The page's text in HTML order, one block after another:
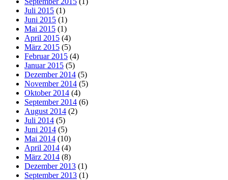
Juli 2015 (1)
Juni 2015 (1)
Mai 2015 (1)
April 2015 (4)
März 2015 (5)
Februar 2015 (4)
Januar 2015 (5)
Dezember 2014 (5)
November 2014 (5)
Oktober 2014 (4)
September 2014 (6)
August 2014 (2)
Juli 2014 (5)
Juni 2014 (5)
Mai 2014 (10)
April 2014 (4)
März 2014 (8)
Dezember 2013 (1)
September 2013 (1)